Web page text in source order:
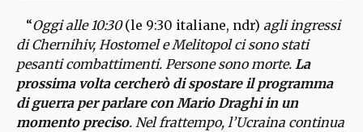
“Oggi alle 10:30(le 9:30 italiane, ndr) agli ingressi
di Chernihiv, Hostomel e Melitopol ci sono stati
pesanti combattimenti. Persone sono morte. La
prossima volta cercherò di spostare il programma
di guerra per parlare con Mario Draghi in un
momento preciso. Nel frattempo, l’Ucraina continua